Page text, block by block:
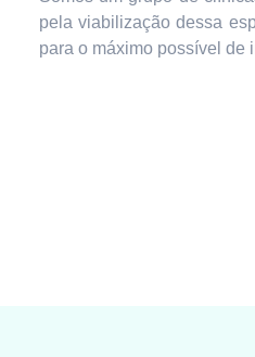
pela viabilização dessa
para o máximo possível de